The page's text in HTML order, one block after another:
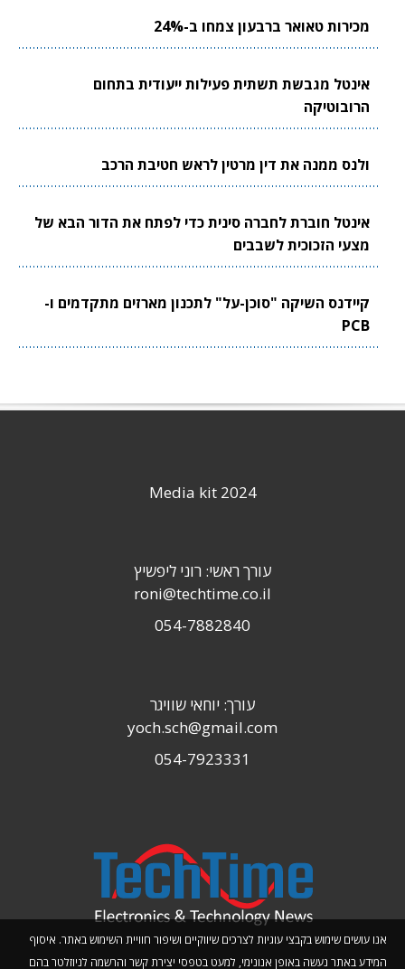
מכירות טאואר ברבעון צמחו ב-24%
אינטל מגבשת תשתית פעילות ייעודית בתחום
הרובוטיקה
ולנס ממנה את דין מרטין לראש חטיבת הרכב
אינטל חוברת לחברה סינית כדי לפתח את הדור הבא של
מצעי הזכוכית לשבבים
קיידנס השיקה "סוכן-על" לתכנון מארזים מתקדמים ו-
PCB
אנו עושים שימוש בקבצי עוגיות לצרכים שיווקיים ושיפור חוויית השימוש באתר. איסוף
המידע באתר נעשה באופן אנונימי, למעט בטפסי יצירת קשר והרשמה לניוזלטר בהם
Media kit 2024
עורך ראשי: רוני ליפשיץ
roni@techtime.co.il
054-7882840
עורך: יוחאי שוויגר
yoch.sch@gmail.com
054-7923331